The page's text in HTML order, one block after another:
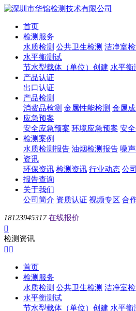
首页
检测服务
水质检测 公共卫生检测 洁净室检
水平衡测试
节水型载体（单位）创建 水平衡
产品认证
出口认证
产品检测
消费品检测 金属性能检测 金属
应急预案
安全应急预案 环境应急预案 安
检测案例
水质检测报告 油烟检测报告 噪
资讯
环保资讯 检测资讯 行业动态 公
报告查询
关于我们
公司简介 资质认证 视频专区 合
18123945317 在线报价

检测资讯
 
首页
检测服务
水质检测 公共卫生检测 洁净室检
水平衡测试
节水型载体（单位）创建 水平衡